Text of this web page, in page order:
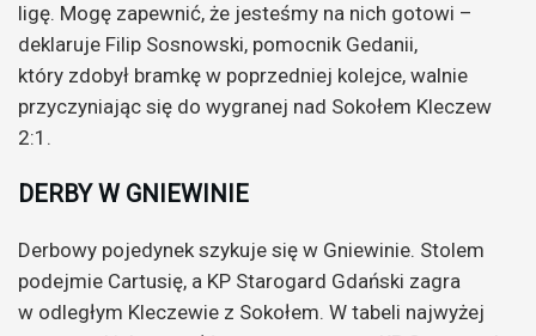
ligę. Mogę zapewnić, że jesteśmy na nich gotowi –
deklaruje Filip Sosnowski, pomocnik Gedanii,
który zdobył bramkę w poprzedniej kolejce, walnie
przyczyniając się do wygranej nad Sokołem Kleczew
2:1.
DERBY W GNIEWINIE
Derbowy pojedynek szykuje się w Gniewinie. Stolem
podejmie Cartusię, a KP Starogard Gdański zagra
w odległym Kleczewie z Sokołem. W tabeli najwyżej